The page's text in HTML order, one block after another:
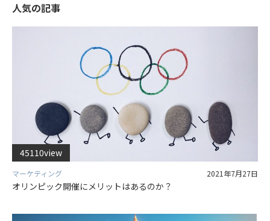
人気の記事
45110view
マーケティング 2021年7月27日
オリンピック開催にメリットはあるのか？